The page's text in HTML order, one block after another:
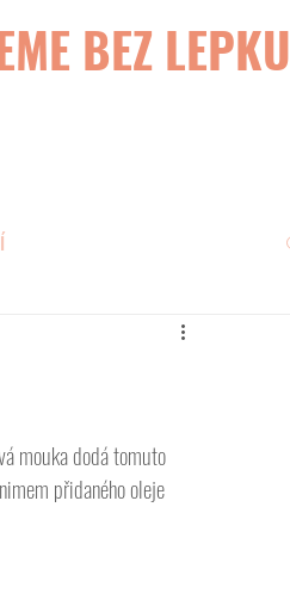
BEZ LEPKU
mouka dodá tomuto
přidaného oleje